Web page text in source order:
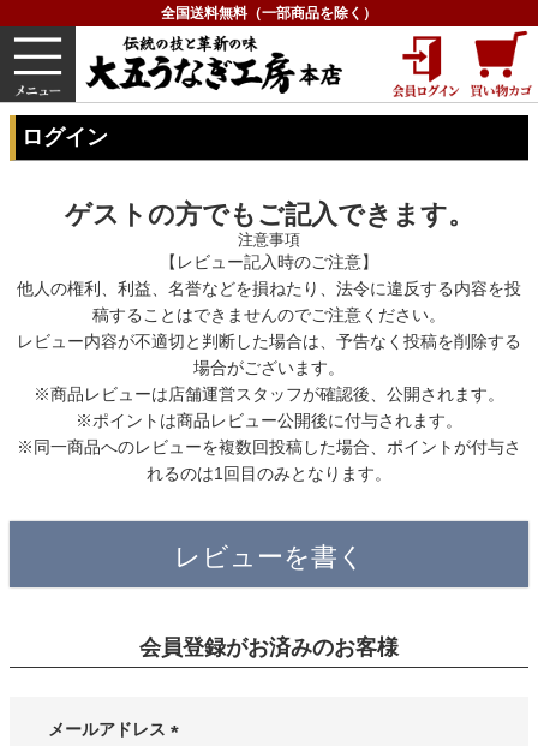
全国送料無料（一部商品を除く）
うなぎ 内祝い
グルメ
HOME
ログイン
ログイン
ゲストの方でもご記入できます。
注意事項
【レビュー記入時のご注意】
他人の権利、利益、名誉などを損ねたり、法令に違反する内容を投
稿することはできませんのでご注意ください。
レビュー内容が不適切と判断した場合は、予告なく投稿を削除する
場合がございます。
※商品レビューは店舗運営スタッフが確認後、公開されます。
※ポイントは商品レビュー公開後に付与されます。
※同一商品へのレビューを複数回投稿した場合、ポイントが付与さ
れるのは1回目のみとなります。
レビューを書く
会員登録がお済みのお客様
メールアドレス